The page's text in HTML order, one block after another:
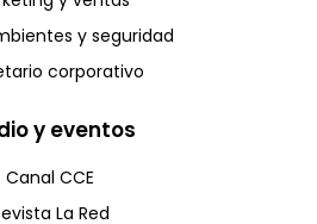
y seguridad
corporativo
y eventos
Canal CCE
La Red